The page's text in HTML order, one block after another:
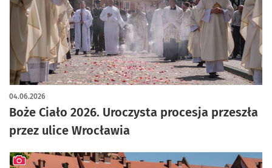
Boże Ciało 2026. Uroczysta procesja przeszła
przez ulice Wrocławia
04.06.2026
artykuł z galerią zdjęć